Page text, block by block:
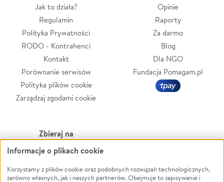
Jak to działa?
Regulamin
Polityka Prywatności
RODO - Kontrahenci
Kontakt
Porównanie serwisów
Polityka plików cookie
Zarządzaj zgodami cookie
Opinie
Raporty
Za darmo
Blog
Dla NGO
Fundacja Pomagam.pl
Zbieraj na
Leczenie
Zwierzęta
Powódź
Informacje o plikach cookie
Korzystamy z plików cookie oraz podobnych rozwiązań technologicznych,
zarówno własnych, jak i naszych partnerów. Obejmuje to zapisywanie i